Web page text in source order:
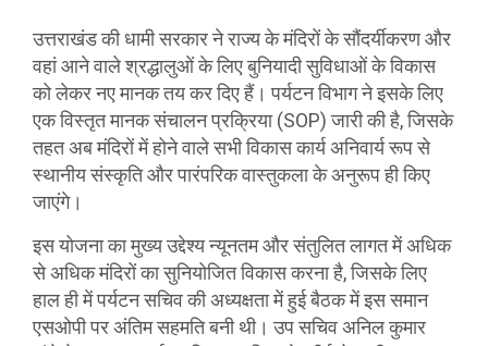
उत्तराखंड की धामी सरकार ने राज्य के मंदिरों के सौंदर्यीकरण और
वहां आने वाले श्रद्धालुओं के लिए बुनियादी सुविधाओं के विकास
को लेकर नए मानक तय कर दिए हैं। पर्यटन विभाग ने इसके लिए
एक विस्तृत मानक संचालन प्रक्रिया (SOP) जारी की है, जिसके
तहत अब मंदिरों में होने वाले सभी विकास कार्य अनिवार्य रूप से
स्थानीय संस्कृति और पारंपरिक वास्तुकला के अनुरूप ही किए
जाएंगे।
इस योजना का मुख्य उद्देश्य न्यूनतम और संतुलित लागत में अधिक
से अधिक मंदिरों का सुनियोजित विकास करना है, जिसके लिए
हाल ही में पर्यटन सचिव की अध्यक्षता में हुई बैठक में इस समान
एसओपी पर अंतिम सहमति बनी थी। उप सचिव अनिल कुमार